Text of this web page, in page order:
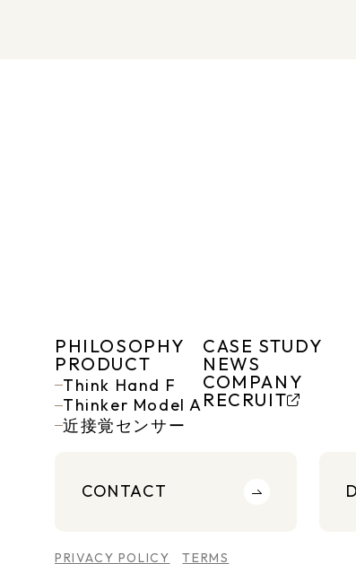
PHILOSOPHY
PRODUCT
Think Hand F
Thinker Model A
近接覚センサー
CASE STUDY
NEWS
COMPANY
RECRUIT
CONTACT
PRIVACY POLICY TERMS